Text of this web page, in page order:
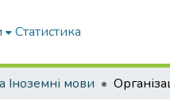
Статистика
Іноземні мови